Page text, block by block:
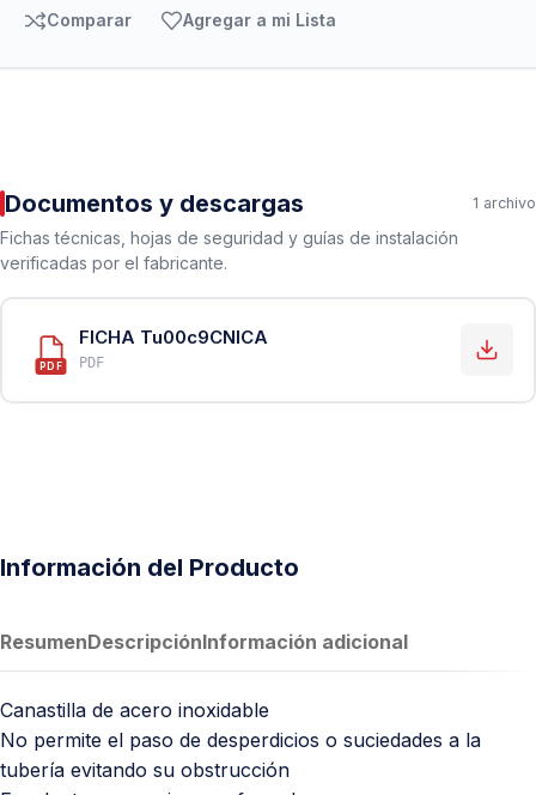
Comparar Agregar a mi Lista
Documentos y descargas 1 archivo
Fichas técnicas, hojas de seguridad y guías de instalación
verificadas por el fabricante.
PDF
FICHA Tu00c9CNICA
PDF
Información del Producto
ResumenDescripciónInformación adicional
Canastilla de acero inoxidable
No permite el paso de desperdicios o suciedades a la
tubería evitando su obstrucción